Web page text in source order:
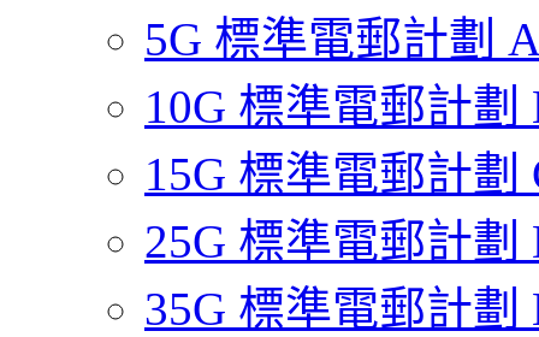
5G 標準電郵計劃
10G 標準電郵計劃
15G 標準電郵計劃
25G 標準電郵計劃
35G 標準電郵計劃